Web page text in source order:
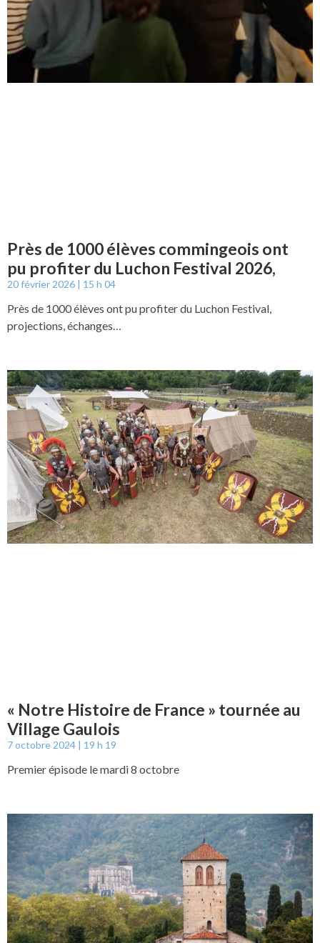
Près de 1000 élèves commingeois ont
pu profiter du Luchon Festival 2026,
20 février 2026 15 h 04
Près de 1000 élèves ont pu profiter du Luchon Festival,
projections, échanges…
« Notre Histoire de France » tournée au
Village Gaulois
7 octobre 2024 19 h 19
Premier épisode le mardi 8 octobre